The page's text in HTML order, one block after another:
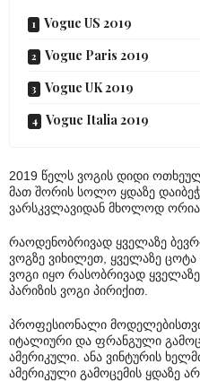
Vogue US 2019
Vogue Paris 2019
Vogue UK 2019
Vogue Italia 2019
2019 წელს ვოგის დიდი
მათ შორის სოლო ყდაზე
ვარსკვლავიდან მხოლოდ ორია
რაოდენობრივად ყველაზე
ვოგზე ვიხილეთ, ყველაზე
ვოგი იყო რასობრივად
პარიზის ვოგი პირიქით.
პროფესიონალი
იტალიური და ფრანგული
ამერიკული. ანა ვინტურის
ამერიკული გამოცემის ყდაზე